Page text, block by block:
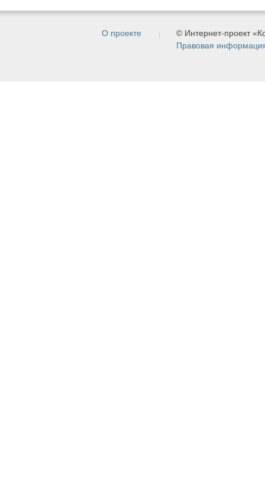
О проекте
© Интернет-проект
Правовая